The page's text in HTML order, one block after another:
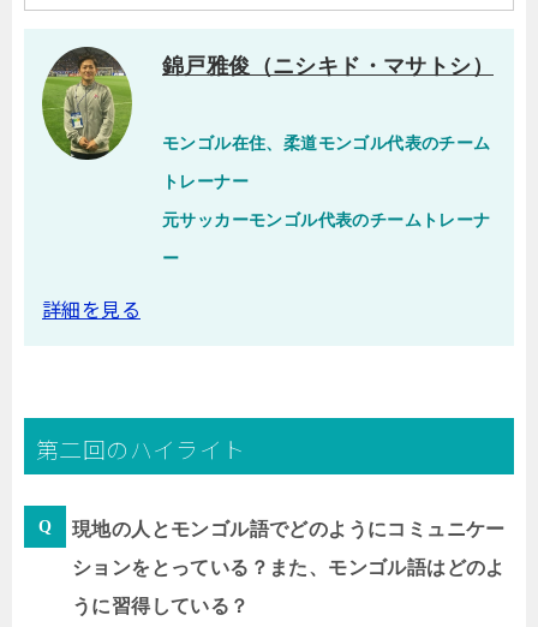
錦戸雅俊（ニシキド・マサトシ）
モンゴル在住、柔道モンゴル代表のチーム
トレーナー
元サッカーモンゴル代表のチームトレーナ
ー
詳細を見る
第二回のハイライト
現地の人とモンゴル語でどのようにコミュニケー
ションをとっている？また、モンゴル語はどのよ
うに習得している？